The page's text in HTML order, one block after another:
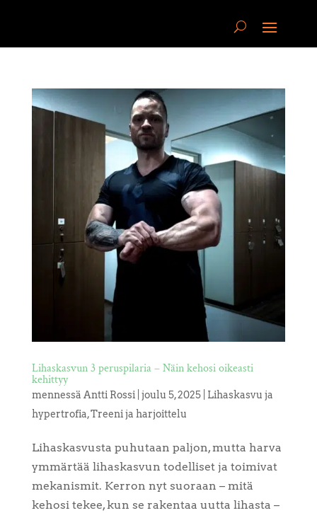
Lihaskasvun 3 peruspilaria – Näin kehosi oikeasti
kehittyy
mennessä Antti Rossi| joulu 5, 2025| Lihaskasvu ja
hypertrofia,Treeni ja harjoittelu
Lihaskasvusta puhutaan paljon, mutta harva
ymmärtää lihaskasvun todelliset ja toimivat
mekanismit. Kerron nyt suoraan – mitä
kehosi tekee, kun se rakentaa uutta lihasta –